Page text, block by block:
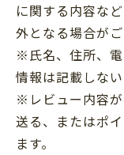
に関する内容な
外となる場合がご
※氏名、住所、
情報は記載しない
※レビュー内容
送る、またはポ
ます。